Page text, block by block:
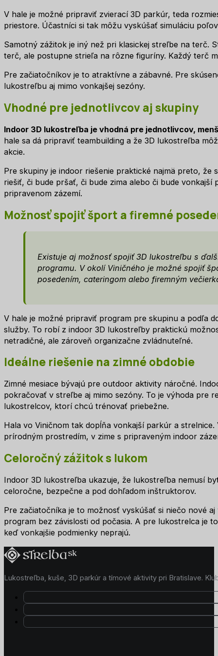
V hale je možné pripraviť zvierací 3D parkúr, teda
priestore. Účastníci si tak môžu vyskúšať simuláciu
Samotný zážitok je iný než pri klasickej streľbe na terč.
terč, ale postupne strieľa na rôzne figuríny. Každý terč
Pre začiatočníkov je to atraktívne a zábavné. Pre
lukostreľbu aj mimo vonkajšej sezóny.
Vhodné pre jednotlivcov aj skupiny
Indoor 3D lukostreľba je vhodná pre jednotlivcov,
hale sa dá pripraviť teambuilding a že 3D lukostreľba
akcie.
Pre skupiny je indoor riešenie praktické najmä preto, že
riešiť, či bude pršať, či bude zima alebo či bude
pripravenom zázemí.
Možnosť spojiť šport a firemné
Existuje aj možnosť spojiť 3D lukostreľbu s
programu. V okolí Viničného je možné spojiť
posedením, cateringom alebo firemným
V hale je možné pripraviť program pre skupinu a podľa
služby. To robí z indoor 3D lukostreľby praktickú
netradičné, ale zároveň organizačne zvládnuteľné.
Ideálne riešenie na zimné obdobie
Zimné mesiace bývajú pre outdoor aktivity náročné.
pokračovať v streľbe aj mimo sezóny. To je výhoda pre
lukostrelcov, ktorí chcú trénovať priebežne.
Hala vo Viničnom tak dopĺňa vonkajší parkúr a
prírodným prostredím, v zime s pripraveným indoor
Celoročný zážitok s lukom
Indoor 3D lukostreľba ukazuje, že lukostreľba nemusí
celoročne, bezpečne a pod dohľadom inštruktorov.
Pre začiatočníka je to možnosť vyskúšať si niečo nové
program bez závislosti od počasia. A pre lukostrelca je
keď vonkajšie podmienky neprajú.
Lukostreľba, kuše, 3D parkúr a tímové aktivity pri Bratislave.